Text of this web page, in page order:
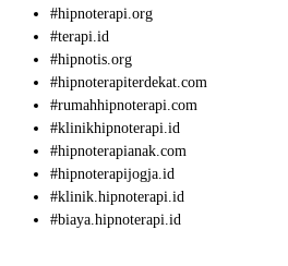
#hipnoterapi.org
#terapi.id
#hipnotis.org
#hipnoterapiterdekat.com
#rumahhipnoterapi.com
#klinikhipnoterapi.id
#hipnoterapianak.com
#hipnoterapijogja.id
#klinik.hipnoterapi.id
#biaya.hipnoterapi.id